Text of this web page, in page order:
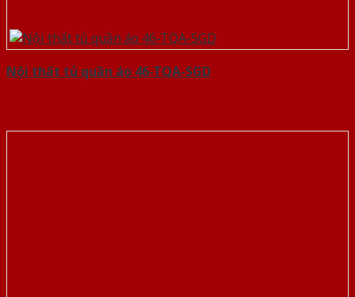
Nội thất tủ quần áo 46-TQA-SGD